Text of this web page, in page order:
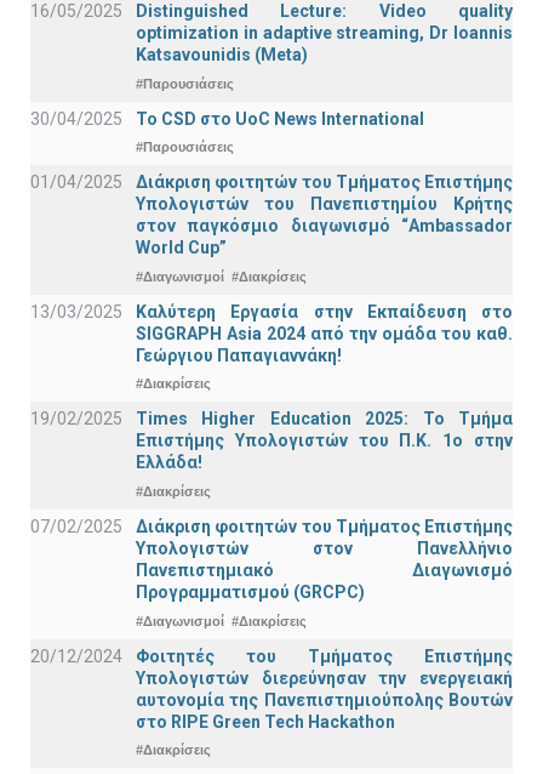
16/05/2025
Distinguished Lecture: Video quality
optimization in adaptive streaming, Dr Ioannis
Katsavounidis (Meta)
#Παρουσιάσεις
30/04/2025 To CSD στο UoC News International
#Παρουσιάσεις
01/04/2025
Διάκριση φοιτητών του Τμήματος Επιστήμης
Υπολογιστών του Πανεπιστημίου Κρήτης
στον παγκόσμιο διαγωνισμό “Ambassador
World Cup”
#Διαγωνισμοί #Διακρίσεις
13/03/2025
Καλύτερη Εργασία στην Εκπαίδευση στο
SIGGRAPH Asia 2024 από την ομάδα του καθ.
Γεώργιου Παπαγιαννάκη!
#Διακρίσεις
19/02/2025
Times Higher Education 2025: Το Τμήμα
Επιστήμης Υπολογιστών του Π.Κ. 1ο στην
Ελλάδα!
#Διακρίσεις
07/02/2025
Διάκριση φοιτητών του Τμήματος Επιστήμης
Υπολογιστών στον Πανελλήνιο
Πανεπιστημιακό Διαγωνισμό
Προγραμματισμού (GRCPC)
#Διαγωνισμοί #Διακρίσεις
20/12/2024
Φοιτητές του Τμήματος Επιστήμης
Υπολογιστών διερεύνησαν την ενεργειακή
αυτονομία της Πανεπιστημιούπολης Βουτών
στο RIPE Green Tech Hackathon
#Διακρίσεις